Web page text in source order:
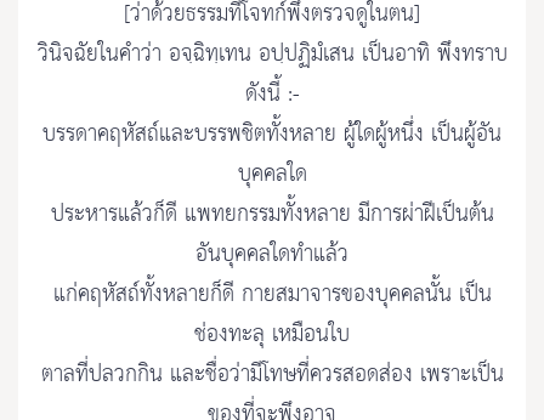
[ว่าด้วยธรรมที่โจทก์พึงตรวจดูในตน]
วินิจฉัยในคำว่า อจฺฉิทฺเทน อปฺปฏิมํเสน เป็นอาทิ พึงทราบ
ดังนี้ :-
บรรดาคฤหัสถ์และบรรพชิตทั้งหลาย ผู้ใดผู้หนึ่ง เป็นผู้อัน
บุคคลใด
ประหารแล้วก็ดี แพทยกรรมทั้งหลาย มีการผ่าฝีเป็นต้น
อันบุคคลใดทำแล้ว
แก่คฤหัสถ์ทั้งหลายก็ดี กายสมาจารของบุคคลนั้น เป็น
ช่องทะลุ เหมือนใบ
ตาลที่ปลวกกิน และชื่อว่ามีโทษที่ควรสอดส่อง เพราะเป็น